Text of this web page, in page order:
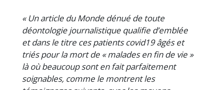
« Un article du Monde dénué de toute
déontologie journalistique qualifie d’emblée
et dans le titre ces patients covid19 âgés et
triés pour la mort de « malades en fin de vie »
là où beaucoup sont en fait parfaitement
soignables, comme le montrent les